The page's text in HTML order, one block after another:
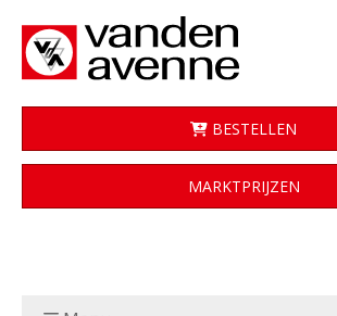
BESTELLEN
MARKTPRIJZEN